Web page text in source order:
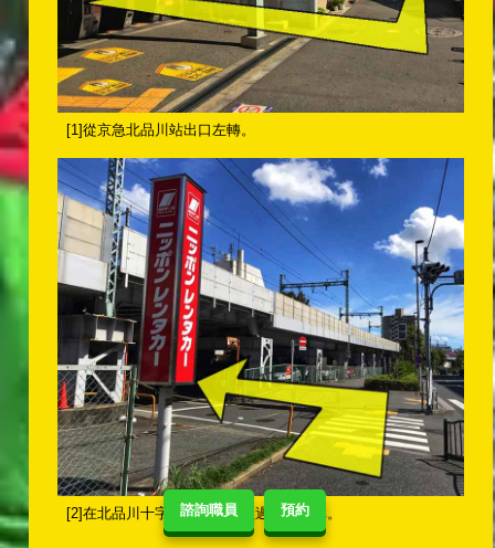
諮詢職員 預約
[1]從京急北品川站出口左轉。
[2]在北品川十字路口左轉，經過日本租車。